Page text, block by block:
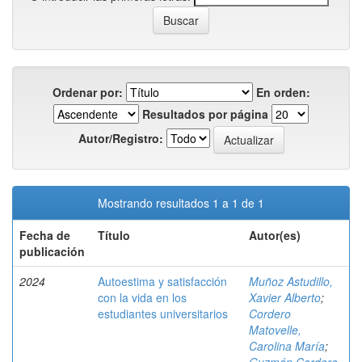
Ordenar por:
En orden:
Resultados por página
Autor/Registro:
Mostrando resultados 1 a 1 de 1
Fecha de
publicación
Título Autor(es)
2024
Autoestima y satisfacción
con la vida en los
estudiantes universitarios
Muñoz Astudillo,
Xavier Alberto;
Cordero
Matovelle,
Carolina María;